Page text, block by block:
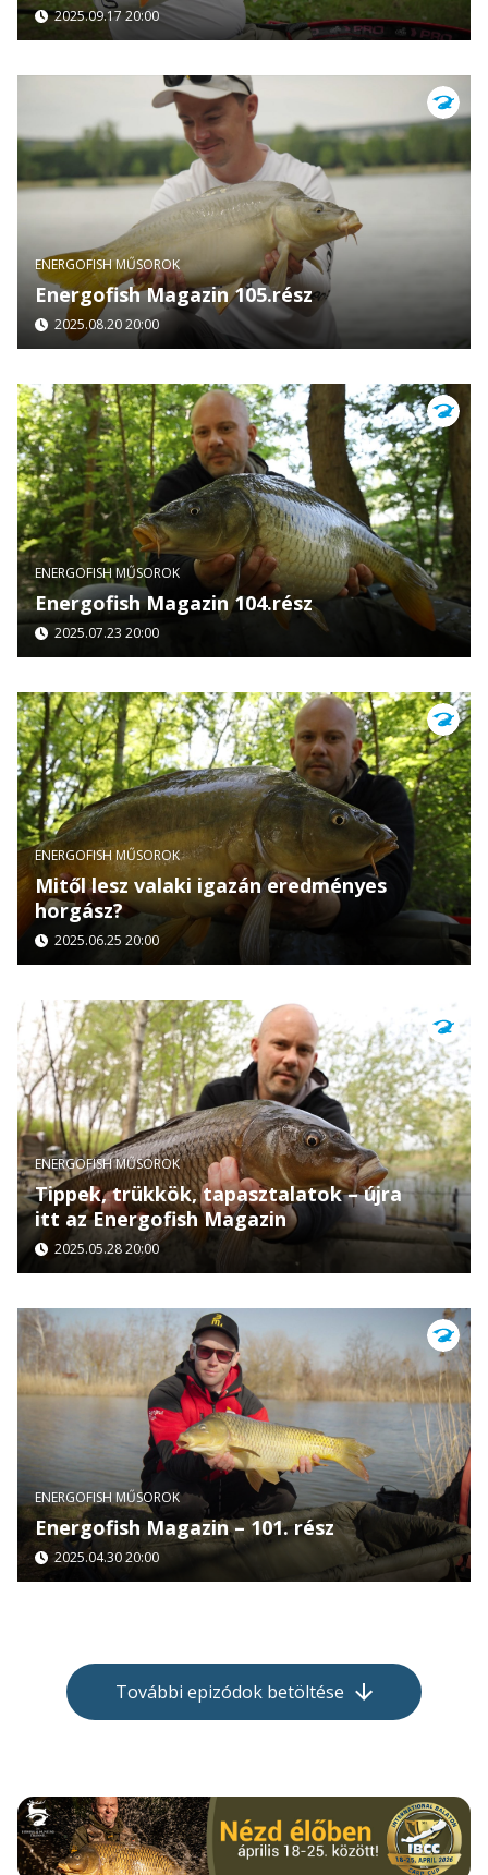
2025.09.17 20:00
ENERGOFISH MŰSOROK
Energofish Magazin 105.rész
2025.08.20 20:00
ENERGOFISH MŰSOROK
Energofish Magazin 104.rész
2025.07.23 20:00
ENERGOFISH MŰSOROK
Mitől lesz valaki igazán eredményes
horgász?
2025.06.25 20:00
ENERGOFISH MŰSOROK
Tippek, trükkök, tapasztalatok – újra
itt az Energofish Magazin
2025.05.28 20:00
ENERGOFISH MŰSOROK
Energofish Magazin – 101. rész
2025.04.30 20:00
További epizódok betöltése